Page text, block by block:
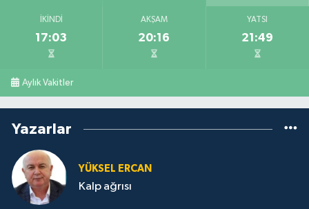
İKINDI
17:03
AKŞAM
20:16
YATSI
21:49
Aylık Vakitler
Yazarlar
YÜKSEL ERCAN
Kalp ağrısı